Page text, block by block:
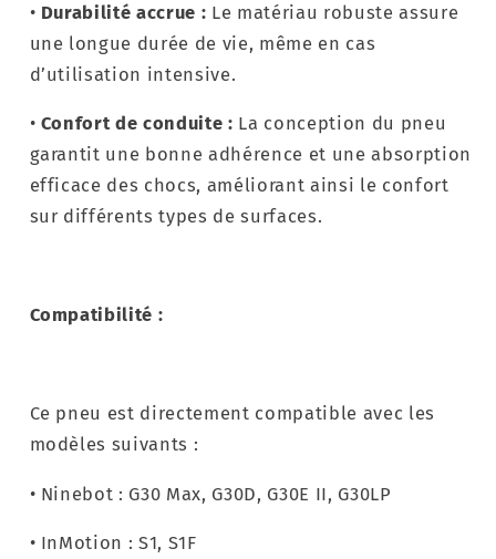
• Durabilité accrue : Le matériau robuste assure
une longue durée de vie, même en cas
d’utilisation intensive.
• Confort de conduite : La conception du pneu
garantit une bonne adhérence et une absorption
efficace des chocs, améliorant ainsi le confort
sur différents types de surfaces.
Compatibilité :
Ce pneu est directement compatible avec les
modèles suivants :
• Ninebot : G30 Max, G30D, G30E II, G30LP
• InMotion : S1, S1F